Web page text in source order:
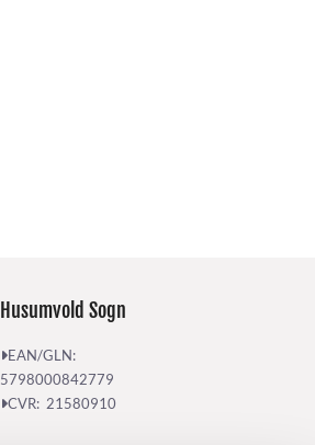
Husumvold Sogn
EAN/GLN:
5798000842779
CVR: 21580910